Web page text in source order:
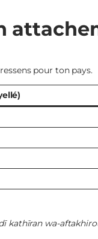
pour ton pays.
kathīran wa-